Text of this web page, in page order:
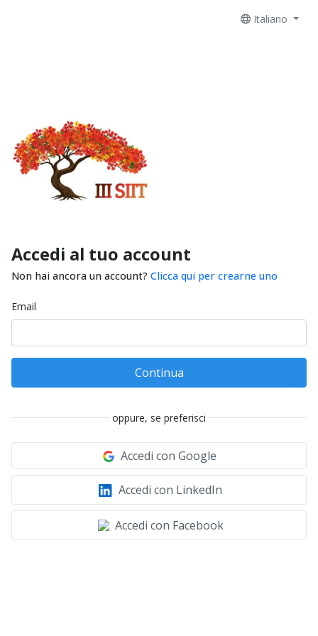
Italiano
Accedi al tuo account
Non hai ancora un account? Clicca qui per crearne uno
Email
Continua
oppure, se preferisci
Accedi con Google
Accedi con LinkedIn
Accedi con Facebook